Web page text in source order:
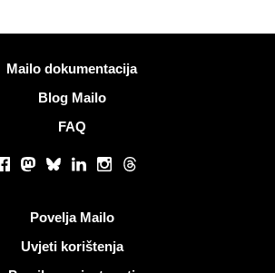
Mailo dokumentacija
Blog Mailo
FAQ
Facebook
Mastodon
BlueskyLinkedInInstagram
Threads
Povelja Mailo
Uvjeti korištenja